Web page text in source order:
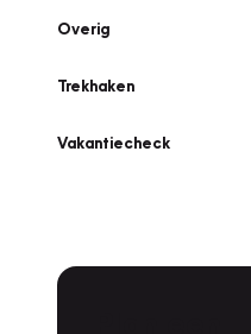
Overig
Trekhaken
Vakantiecheck